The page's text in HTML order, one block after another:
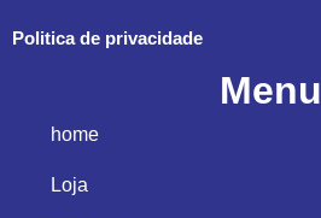
Politica de privacidade
Menu
home
Loja